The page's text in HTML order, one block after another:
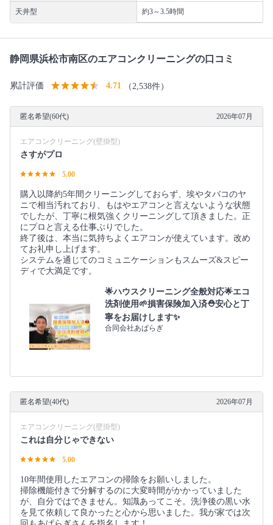
天井型 約3～3.5時間
静岡県浜松市南区のエアコンクリーニングの口コミ
累計評価 4.71 （2,538件）
匿名希望(60代) 2026年07月
エアコンクリーニング(壁掛型)
さすがプロ
5.00
購入以降約5年間クリーニングしておらず、埃やタバコのヤ
ニで相当汚れており、もはやエアコンと言えないような状態
でしたが、丁寧に根気強くクリーニングして頂きました。正
にプロと言える仕事ぶりでした。
終了後は、本当に気持ちよくエアコンが使えています。改め
てお礼申し上げます。
システムを通じてのコミュニケーションもスムーズ&スピー
ディで大満足です。
🌟ハウスクリーニング全般対応🌟エコ
洗剤使用🌱損害保険加入済⛑️安心と丁
寧をお届けします✨
合同会社あぱらぎ
匿名希望(40代) 2026年07月
エアコンクリーニング(壁掛型)
これは自分じゃできない
5.00
10年間使用したエアコンの掃除をお願いしました。
掃除機能付きで分解するのに大変時間がかかっていました
が、自分ではできません。知識あってこそ。洗浄後の黒い水
を見て依頼して良かったと心から思いました。我が家では次